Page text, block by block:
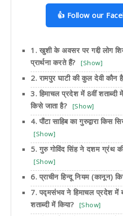
👍 Follow our
1. खुशी के अवसर पर गद्दी लोग
प्रार्थना करते हैं?
[Show]
2. रामपुर घाटी की कुल देवी कौन
3. हिमाचल प्रदेश में 8वीं शताब्दी
किसे जाता है?
[Show]
4. पौंटा साहिब का गुरुद्वारा
[Show]
5. गुरु गोविंद सिंह ने दशम ग्रंथ
[Show]
6. प्राचीन हिन्दू नियम (कानून)
7. पद्मसंभव ने हिमाचल प्रदेश में
शताब्दी में किया?
[Show]